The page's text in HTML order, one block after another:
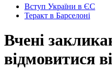
Вступ України в ЄС
Теракт в Барселоні
Вчені
відмовитися